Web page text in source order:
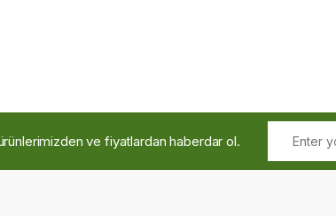
ve fiyatlardan haberdar ol.